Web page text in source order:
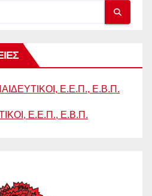
Ε.Ε.Π., Ε.Β.Π.
Ε.Ε.Π., Ε.Β.Π.